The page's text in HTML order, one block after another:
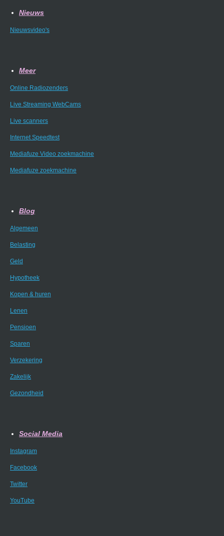
Nieuws
Nieuwsvideo's
Meer
Online Radiozenders
Live Streaming WebCams
Live scanners
Internet Speedtest
Mediafuze Video zoekmachine
Mediafuze zoekmachine
Blog
Algemeen
Belasting
Geld
Hypotheek
Kopen & huren
Lenen
Pensioen
Sparen
Verzekering
Zakelijk
Gezondheid
Social Media
Instagram
Facebook
Twitter
YouTube